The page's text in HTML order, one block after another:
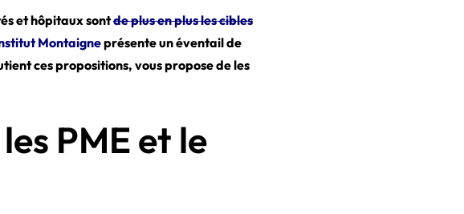
et hôpitaux sontde plus en plus les cibles
Montaigneprésente un éventail de
ces propositions, vous propose de les
PME et le